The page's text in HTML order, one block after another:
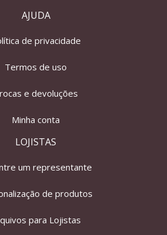
AJUDA
de privacidade
Termos de uso
e devoluções
Minha conta
LOJISTAS
um representante
de produtos
para Lojistas